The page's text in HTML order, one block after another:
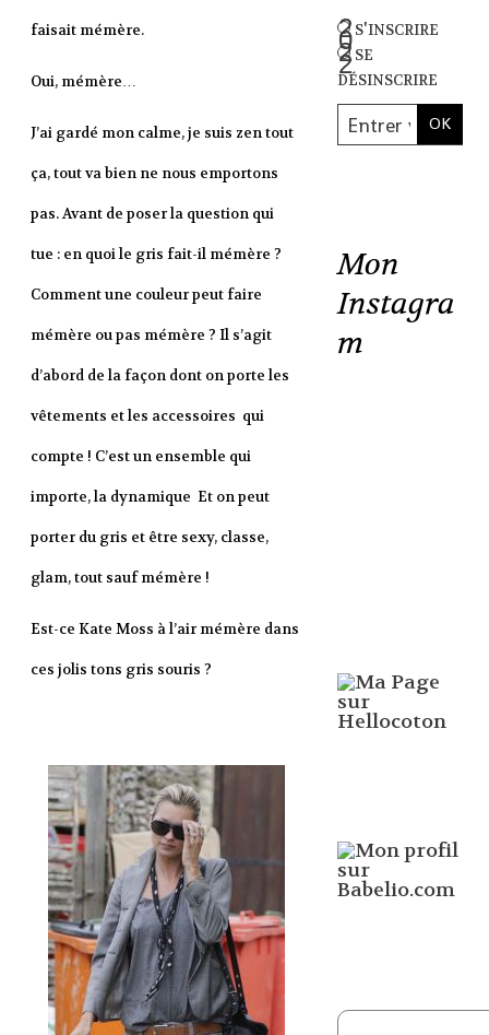
faisait mémère.
Oui, mémère…
J’ai gardé mon calme, je suis zen tout
ça, tout va bien ne nous emportons
pas. Avant de poser la question qui
tue : en quoi le gris fait-il mémère ?
Comment une couleur peut faire
mémère ou pas mémère ? Il s’agit
d’abord de la façon dont on porte les
vêtements et les accessoires qui
compte ! C’est un ensemble qui
importe, la dynamique Et on peut
porter du gris et être sexy, classe,
glam, tout sauf mémère !
Est-ce Kate Moss à l’air mémère dans
ces jolis tons gris souris ?
s'inscrire
se
désinscrire
Mon
Instagra
m